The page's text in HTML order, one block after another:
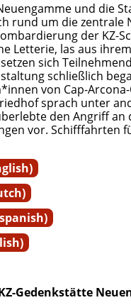
und die
rund um die zentrale
der KZ-
Letterie, las aus
sich
schließlich
von Cap-
sprach unter
den Angriff
vor. Schifffahrten
Gedenkstätte